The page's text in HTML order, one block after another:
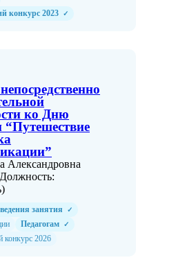
конкурс 2023 ✓
ко Дню
Александровна
занятия ✓
Педагогам ✓
конкурс 2026